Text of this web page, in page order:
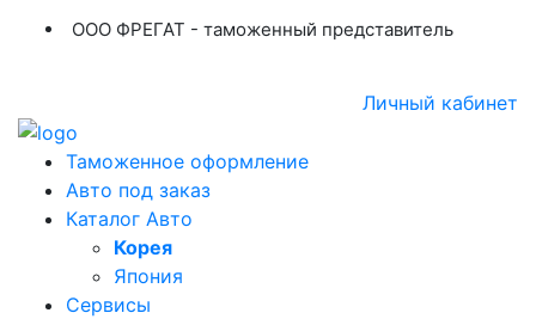
ООО ФРЕГАТ - таможенный представитель
Личный кабинет
Таможенное оформление
Авто под заказ
Каталог Авто
Корея
Япония
Сервисы